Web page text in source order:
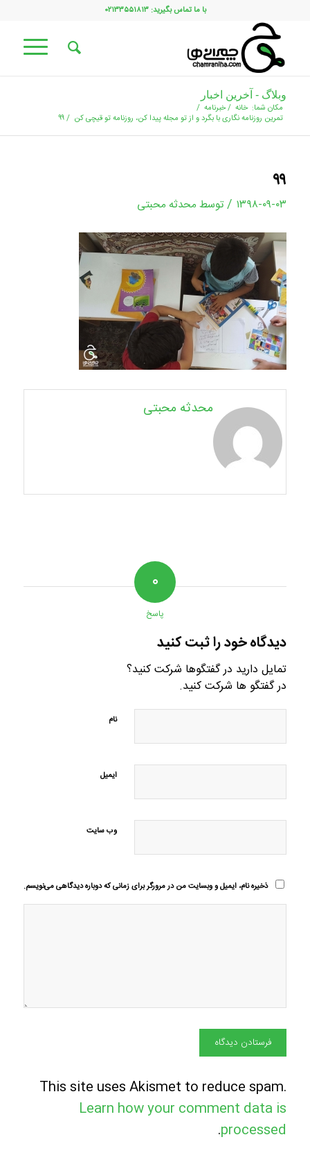
با ما تماس بگیرید: ۰۲۱۳۳۵۵۱۸۱۳
وبلاگ - آخرین اخبار
مکان شما: خانه /خبرنامه /
تمرین روزنامه نگاری با بگرد و از تو مجله پيدا كن، روزنامه تو قيچى كن /۹۹
۹۹
۱۳۹۸-۰۹-۰۳ / توسط محدثه محبتی
محدثه محبتی
۰
پاسخ
دیدگاه خود را ثبت کنید
تمایل دارید در گفتگوها شرکت کنید؟
در گفتگو ها شرکت کنید.
نام
ایمیل
وب‌ سایت
ذخیره نام، ایمیل و وبسایت من در مرورگر برای زمانی که دوباره دیدگاهی می‌نویسم.
This site uses Akismet to reduce spam.
Learn how your comment data is
processed
.